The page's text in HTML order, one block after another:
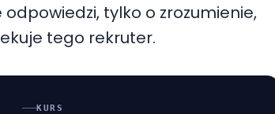
tylko o zrozumienie,
tego rekruter.
KURS